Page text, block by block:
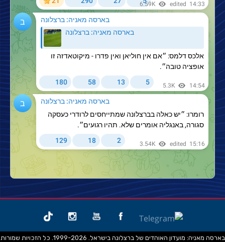
בארסה מאניה: מועדון האוהדים של ברצלונה בישראל. 1999-2026. כל הזכויות שמורות